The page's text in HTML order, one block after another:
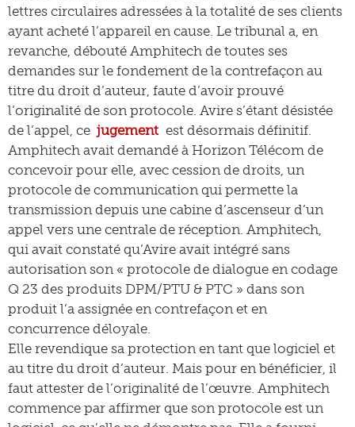
lettres circulaires adressées à la totalité de ses clients
ayant acheté l’appareil en cause. Le tribunal a, en
revanche, débouté Amphitech de toutes ses
demandes sur le fondement de la contrefaçon au
titre du droit d’auteur, faute d’avoir prouvé
l’originalité de son protocole. Avire s’étant désistée
de l’appel, ce jugement est désormais définitif.
Amphitech avait demandé à Horizon Télécom de
concevoir pour elle, avec cession de droits, un
protocole de communication qui permette la
transmission depuis une cabine d’ascenseur d’un
appel vers une centrale de réception. Amphitech,
qui avait constaté qu’Avire avait intégré sans
autorisation son « protocole de dialogue en codage
Q 23 des produits DPM/PTU & PTC » dans son
produit l’a assignée en contrefaçon et en
concurrence déloyale.
Elle revendique sa protection en tant que logiciel et
au titre du droit d’auteur. Mais pour en bénéficier, il
faut attester de l’originalité de l’œuvre. Amphitech
commence par affirmer que son protocole est un